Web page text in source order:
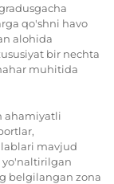
qo'shni havo
alohida
bir nechta
muhitida
ahamiyatli
mavjud
yo'naltirilgan
belgilangan zona